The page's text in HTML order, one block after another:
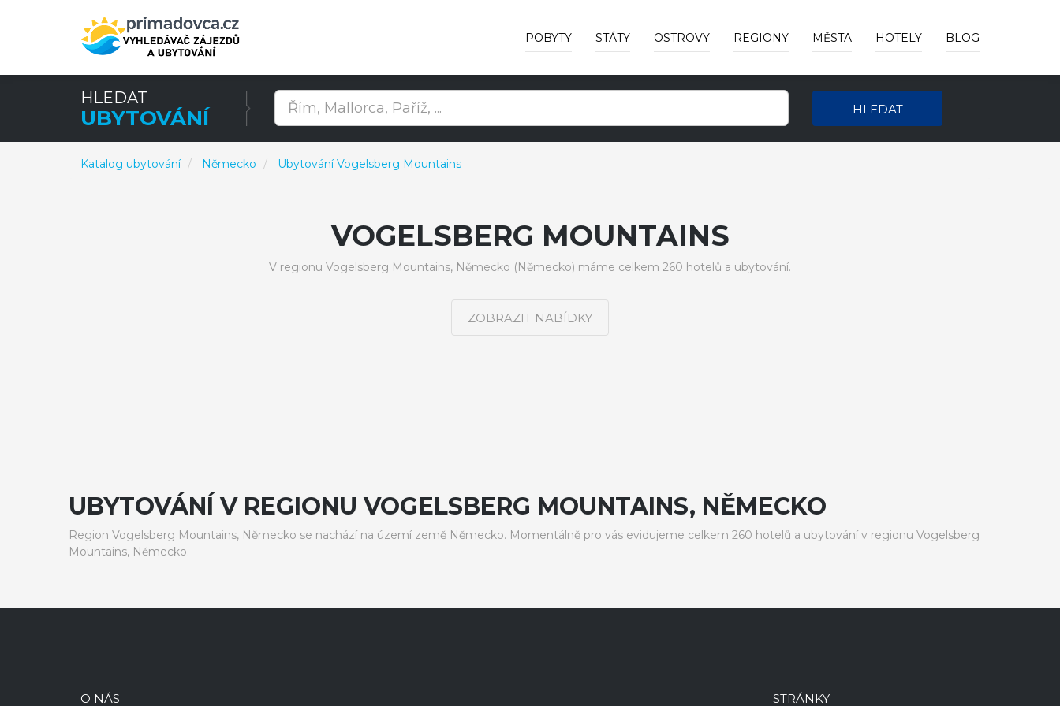
POBYTY STÁTY OSTROVY REGIONY MĚSTA HOTELY BLOG
HLEDAT
UBYTOVÁNÍ HLEDAT
Katalog ubytování Německo Ubytování Vogelsberg Mountains
VOGELSBERG MOUNTAINS
V regionu Vogelsberg Mountains, Německo (Německo) máme celkem 260 hotelů a ubytování.
ZOBRAZIT NABÍDKY
UBYTOVÁNÍ V REGIONU VOGELSBERG MOUNTAINS, NĚMECKO
Region Vogelsberg Mountains, Německo se nachází na území země Německo. Momentálně pro vás evidujeme celkem 260 hotelů a ubytování v regionu Vogelsberg
Mountains, Německo.
O NÁS STRÁNKY